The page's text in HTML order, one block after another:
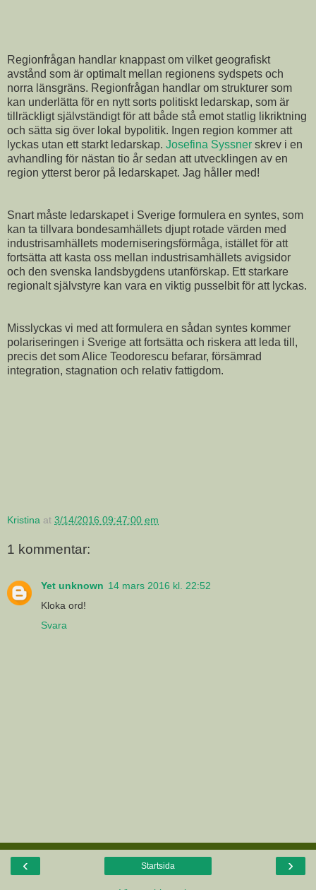
Regionfrågan handlar knappast om vilket geografiskt
avstånd som är optimalt mellan regionens sydspets och
norra länsgräns. Regionfrågan handlar om strukturer som
kan underlätta för en nytt sorts politiskt ledarskap, som är
tillräckligt självständigt för att både stå emot statlig likriktning
och sätta sig över lokal bypolitik. Ingen region kommer att
lyckas utan ett starkt ledarskap. Josefina Syssner skrev i en
avhandling för nästan tio år sedan att utvecklingen av en
region ytterst beror på ledarskapet. Jag håller med!
Snart måste ledarskapet i Sverige formulera en syntes, som
kan ta tillvara bondesamhällets djupt rotade värden med
industrisamhällets moderniseringsförmåga, istället för att
fortsätta att kasta oss mellan industrisamhällets avigsidor
och den svenska landsbygdens utanförskap. Ett starkare
regionalt självstyre kan vara en viktig pusselbit för att lyckas.
Misslyckas vi med att formulera en sådan syntes kommer
polariseringen i Sverige att fortsätta och riskera att leda till,
precis det som Alice Teodorescu befarar, försämrad
integration, stagnation och relativ fattigdom.
Kristina at 3/14/2016 09:47:00 em
1 kommentar:
Yet unknown 14 mars 2016 kl. 22:52
Kloka ord!
Svara
‹ ›
Startsida